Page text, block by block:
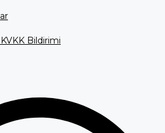
Bildirimi